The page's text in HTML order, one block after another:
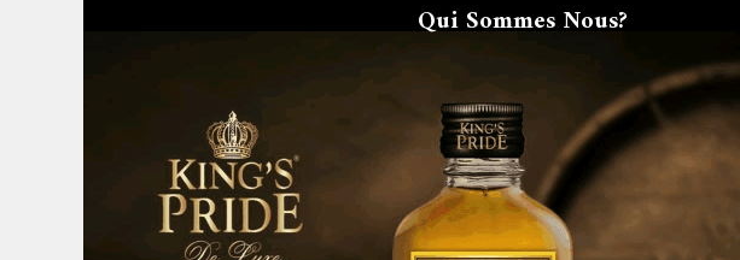
Qui Sommes Nous?